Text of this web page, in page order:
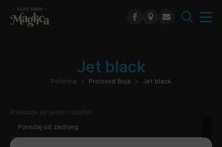
Jet black
Početna Proizvod Boja Jet black
Prikazuje se jedan rezultat